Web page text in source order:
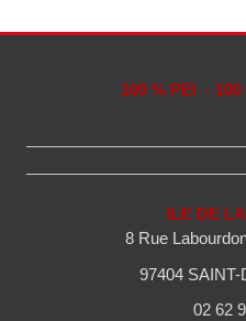
100 % PEI - 100
ILE DE
8 Rue
97404
02 62